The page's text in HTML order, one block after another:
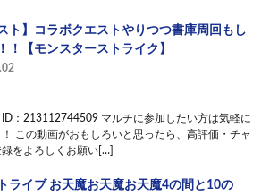
ト】コラボクエストやりつつ書庫周回もし
！【モンスターストライク】
ID：213112744509 マルチに参加したい方は気軽に
！ この動画がおもしろいと思ったら、高評価・チャ
録をよろしくお願い[…]
ライブ お天魔お天魔お天魔4の間と10の